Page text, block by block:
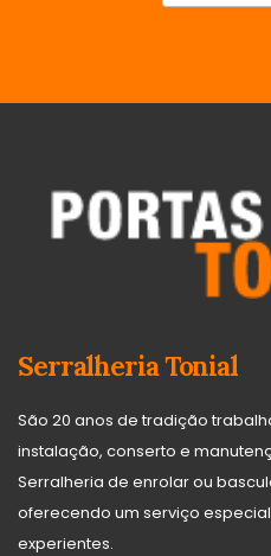
Serralheria Tonial
São 20 anos de tradição
instalação, conserto e
Serralheria de enrolar ou
oferecendo um serviço
experientes.